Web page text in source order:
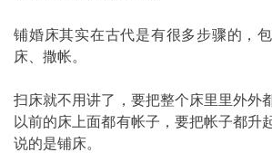
铺婚床其实在古代是有很多步骤的，
床、撒帐。
扫床就不用讲了，要把整个床里里外外
以前的床上面都有帐子，要把帐子都升
说的是铺床。